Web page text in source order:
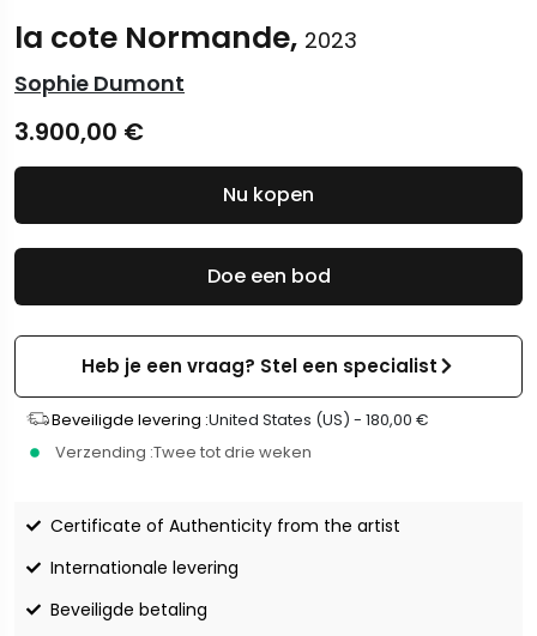
la cote Normande, 2023
Sophie Dumont
3.900,00 €
Doe een bod
Heb je een vraag? Stel een specialist
Beveiligde levering :United States (US) - 180,00 €
Verzending :Twee tot drie weken
Certificate of Authenticity from the artist
Internationale levering
Beveiligde betaling
Nu kopen